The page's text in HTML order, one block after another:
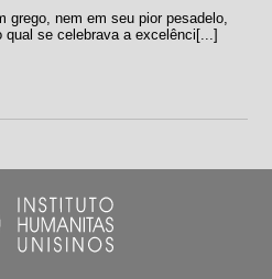
grego, nem em seu pior pesadelo,
se celebrava a excelênci[...]